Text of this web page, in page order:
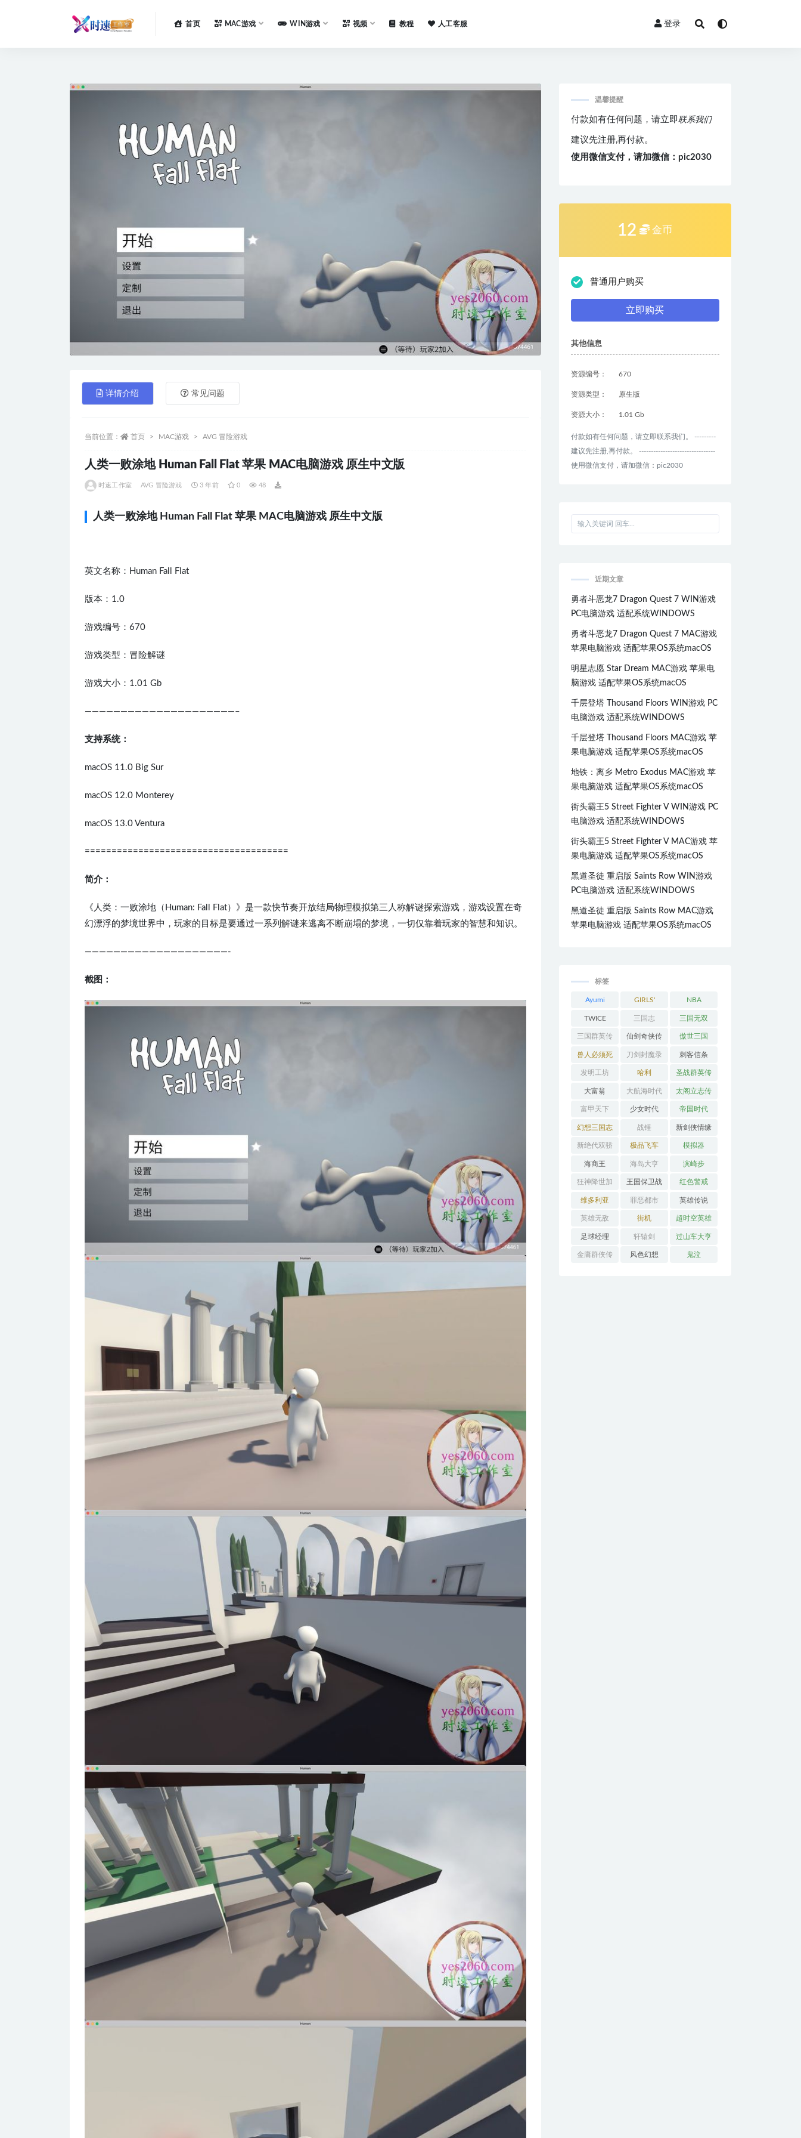
首页 MAC游戏 WIN游戏 视频 教程 人工客服 登录
详情介绍 常见问题
当前位置： 首页 MAC游戏 AVG 冒险游戏
人类一败涂地 Human Fall Flat 苹果 MAC电脑游戏 原生中文版
时速工作室 AVG 冒险游戏 3 年前 0 48
人类一败涂地 Human Fall Flat 苹果 MAC电脑游戏 原生中文版
英文名称：Human Fall Flat
版本：1.0
游戏编号：670
游戏类型：冒险解谜
游戏大小：1.01 Gb
—————————————————————–
支持系统：
macOS 11.0 Big Sur
macOS 12.0 Monterey
macOS 13.0 Ventura
======================================
简介：
《人类：一败涂地（Human: Fall Flat）》是一款快节奏开放结局物理模拟第三人称解谜探索游戏，游戏设置在奇
幻漂浮的梦境世界中，玩家的目标是要通过一系列解谜来逃离不断崩塌的梦境，一切仅靠着玩家的智慧和知识。
————————————————————-
截图：
温馨提醒
付款如有任何问题，请立即联系我们
建议先注册,再付款。
使用微信支付，请加微信：pic2030
12 金币
普通用户购买
立即购买
其他信息
资源编号： 670
资源类型： 原生版
资源大小： 1.01 Gb
付款如有任何问题，请立即联系我们。 ---------
建议先注册,再付款。 --------------------------------
使用微信支付，请加微信：pic2030
近期文章
勇者斗恶龙7 Dragon Quest 7 WIN游戏
PC电脑游戏 适配系统WINDOWS
勇者斗恶龙7 Dragon Quest 7 MAC游戏
苹果电脑游戏 适配苹果OS系统macOS
明星志愿 Star Dream MAC游戏 苹果电
脑游戏 适配苹果OS系统macOS
千层登塔 Thousand Floors WIN游戏 PC
电脑游戏 适配系统WINDOWS
千层登塔 Thousand Floors MAC游戏 苹
果电脑游戏 适配苹果OS系统macOS
地铁：离乡 Metro Exodus MAC游戏 苹
果电脑游戏 适配苹果OS系统macOS
街头霸王5 Street Fighter V WIN游戏 PC
电脑游戏 适配系统WINDOWS
街头霸王5 Street Fighter V MAC游戏 苹
果电脑游戏 适配苹果OS系统macOS
黑道圣徒 重启版 Saints Row WIN游戏
PC电脑游戏 适配系统WINDOWS
黑道圣徒 重启版 Saints Row MAC游戏
苹果电脑游戏 适配苹果OS系统macOS
标签
Ayumi
Hamasaki
GIRLS'
GENERATI
ON
NBA
TWICE 三国志 三国无双
三国群英传 仙剑奇侠传 傲世三国
兽人必须死 刀剑封魔录 刺客信条
发明工坊 哈利 圣战群英传
大富翁 大航海时代 太阁立志传
富甲天下 少女时代 帝国时代
幻想三国志 战锤 新剑侠情缘
新绝代双骄 极品飞车 模拟器
海商王 海岛大亨 滨崎步
狂神降世加
强版
王国保卫战 红色警戒
维多利亚 罪恶都市 英雄传说
英雄无敌 街机 超时空英雄
传说3
足球经理 轩辕剑 过山车大亨
金庸群侠传 风色幻想 鬼泣